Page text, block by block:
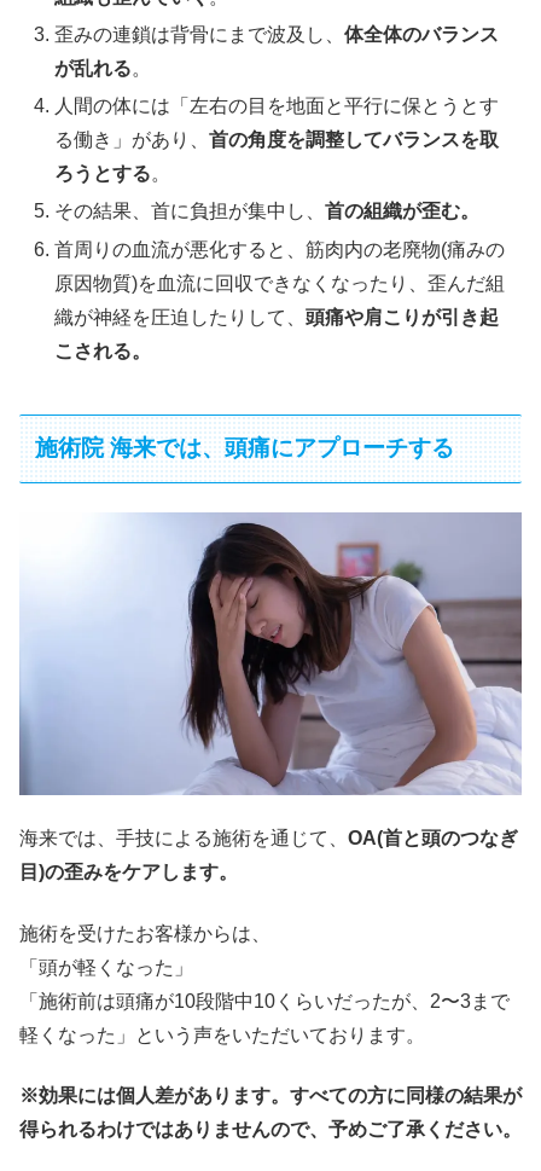
歪みの連鎖は背骨にまで波及し、体全体のバランス
が乱れる。
人間の体には「左右の目を地面と平行に保とうとす
る働き」があり、首の角度を調整してバランスを取
ろうとする。
その結果、首に負担が集中し、首の組織が歪む。
首周りの血流が悪化すると、筋肉内の老廃物(痛みの
原因物質)を血流に回収できなくなったり、歪んだ組
織が神経を圧迫したりして、頭痛や肩こりが引き起
こされる。
施術院 海来では、頭痛にアプローチする
海来では、手技による施術を通じて、 OA(首と頭のつなぎ
目)の歪みをケアします。
施術を受けたお客様からは、
「頭が軽くなった」
「施術前は頭痛が10段階中10くらいだったが、2〜3まで
軽くなった」という声をいただいております。
※効果には個人差があります。すべての方に同様の結果が
得られるわけではありませんので、予めご了承ください。